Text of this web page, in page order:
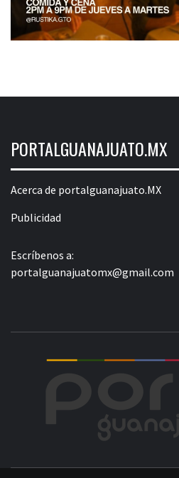
PORTALGUANAJUATO.MX
Acerca de portalguanajuato.MX
Publicidad
Escríbenos a:
portalguanajuatomx@gmail.com